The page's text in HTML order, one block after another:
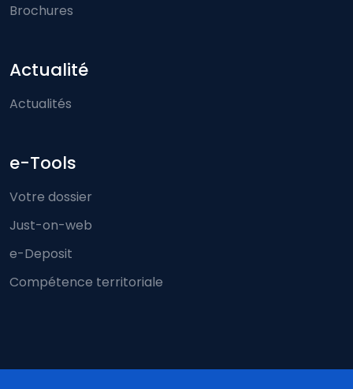
Brochures
Actualité
Actualités
e-Tools
Votre dossier
Just-on-web
e-Deposit
Compétence territoriale